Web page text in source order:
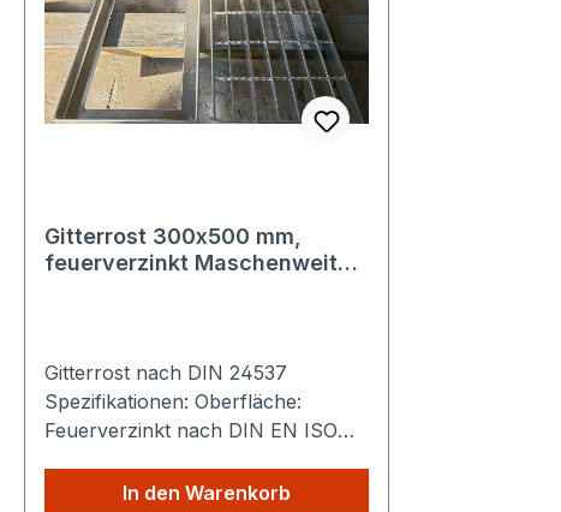
Gitterrost 300x500 mm,
feuerverzinkt Maschenweite
Gitterrost nach DIN 24537
Spezifikationen: Oberfläche:
Feuerverzinkt nach DIN EN ISO
Maschenweite: 30 x 10 mm
In den Warenkorb